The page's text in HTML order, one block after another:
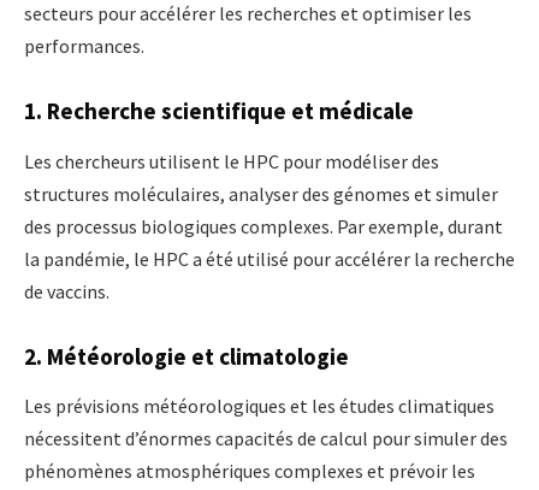
secteurs pour accélérer les recherches et optimiser les
performances.
1. Recherche scientifique et médicale
Les chercheurs utilisent le HPC pour modéliser des
structures moléculaires, analyser des génomes et simuler
des processus biologiques complexes. Par exemple, durant
la pandémie, le HPC a été utilisé pour accélérer la recherche
de vaccins.
2. Météorologie et climatologie
Les prévisions météorologiques et les études climatiques
nécessitent d’énormes capacités de calcul pour simuler des
phénomènes atmosphériques complexes et prévoir les